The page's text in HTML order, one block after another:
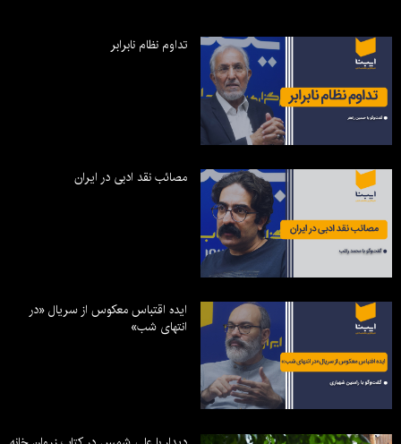
تداوم نظام نابرابر
مصائب نقد ادبی در ایران
ایده اقتباس معکوس از سریال «در
انتهای شب»